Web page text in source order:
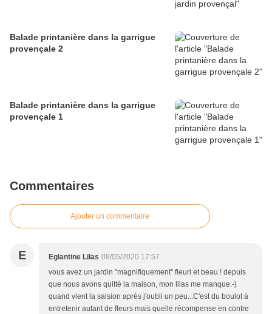
Balade printanière dans la garrigue
provençale 2
Balade printanière dans la garrigue
provençale 1
Commentaires
Ajouter un commentaire
E Eglantine Lilas 08/05/2020 17:57
vous avez un jardin "magnifiquement" fleuri et beau ! depuis
que nous avons quitté la maison, mon lilas me manque:-)
quand vient la saision après j'oubli un peu...C'est du boulot à
entretenir autant de fleurs mais quelle récompense en contre